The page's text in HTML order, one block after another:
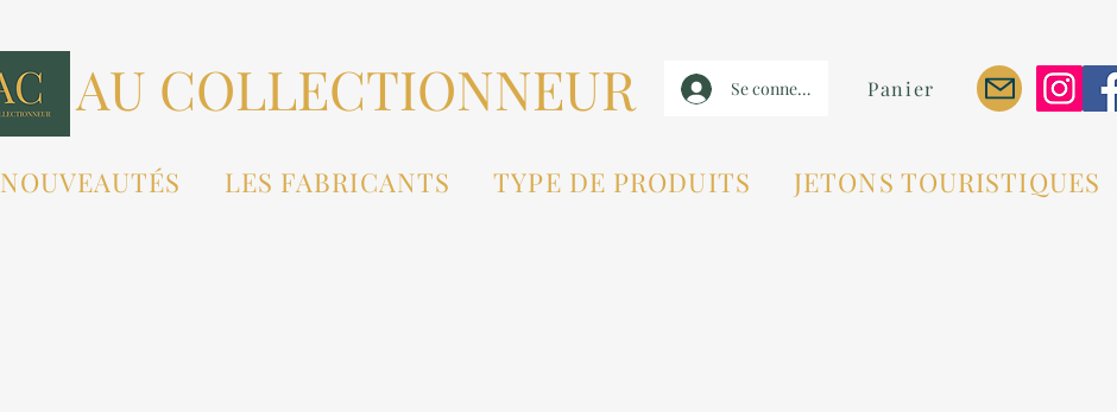
AU COLLECTIONNEUR Se connecter Panier
NOUVEAUTÉS LES FABRICANTS TYPE DE PRODUITS JETONS TOURISTIQUES